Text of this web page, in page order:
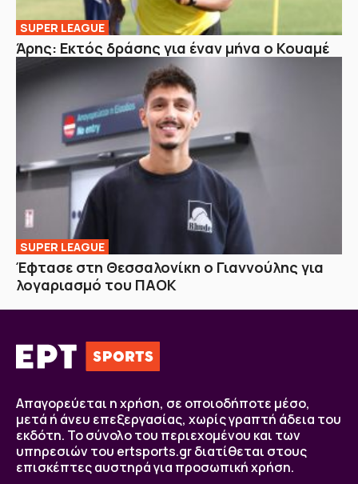
SUPER LEAGUE
Άρης: Εκτός δράσης για έναν μήνα ο Κουαμέ
SUPER LEAGUE
Έφτασε στη Θεσσαλονίκη ο Γιαννούλης για
λογαριασμό του ΠΑΟΚ
Απαγορεύεται η χρήση, σε οποιοδήποτε μέσο,
μετά ή άνευ επεξεργασίας, χωρίς γραπτή άδεια του
εκδότη. Το σύνολο του περιεχομένου και των
υπηρεσιών του ertsports.gr διατίθεται στους
επισκέπτες αυστηρά για προσωπική χρήση.